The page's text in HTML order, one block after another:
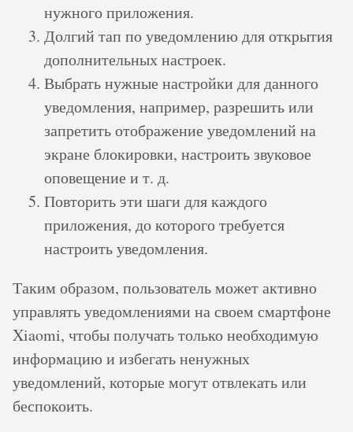
нужного приложения.
Долгий тап по уведомлению для открытия
дополнительных настроек.
Выбрать нужные настройки для данного
уведомления, например, разрешить или
запретить отображение уведомлений на
экране блокировки, настроить звуковое
оповещение и т. д.
Повторить эти шаги для каждого
приложения, до которого требуется
настроить уведомления.
Таким образом, пользователь может активно
управлять уведомлениями на своем смартфоне
Xiaomi, чтобы получать только необходимую
информацию и избегать ненужных
уведомлений, которые могут отвлекать или
беспокоить.